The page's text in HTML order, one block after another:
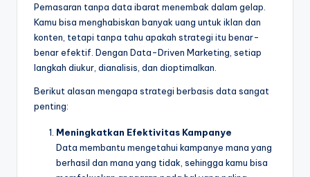
Pemasaran tanpa data ibarat menembak dalam gelap.
Kamu bisa menghabiskan banyak uang untuk iklan dan
konten, tetapi tanpa tahu apakah strategi itu benar-
benar efektif. Dengan Data-Driven Marketing, setiap
langkah diukur, dianalisis, dan dioptimalkan.
Berikut alasan mengapa strategi berbasis data sangat
penting:
Meningkatkan Efektivitas Kampanye
Data membantu mengetahui kampanye mana yang
berhasil dan mana yang tidak, sehingga kamu bisa